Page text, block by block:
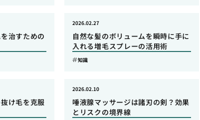
治すための
自然な髪のボリュームを瞬時に手に
入れる増毛スプレーの活用術
2026.02.27
知識
け毛を克服
唾液腺マッサージは諸刃の剣？効果
とリスクの境界線
2026.02.10